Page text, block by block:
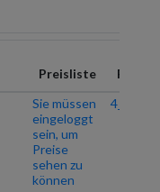
Preisliste
PG.
Sie müssen
eingeloggt
sein, um
Preise
sehen zu
können
4_06